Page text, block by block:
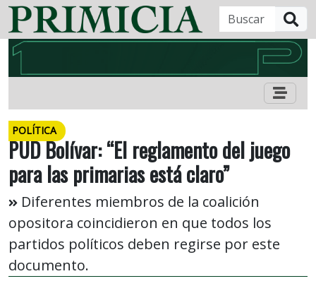
POLÍTICA
PUD Bolívar: “El reglamento del juego
para las primarias está claro”
Diferentes miembros de la coalición
opositora coincidieron en que todos los
partidos políticos deben regirse por este
documento.